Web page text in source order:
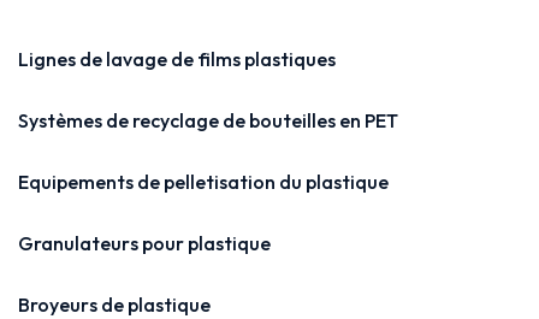
Lignes de lavage de films plastiques
Systèmes de recyclage de bouteilles en PET
Equipements de pelletisation du plastique
Granulateurs pour plastique
Broyeurs de plastique